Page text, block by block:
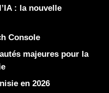
: la nouvelle
Console
majeures pour la
en 2026